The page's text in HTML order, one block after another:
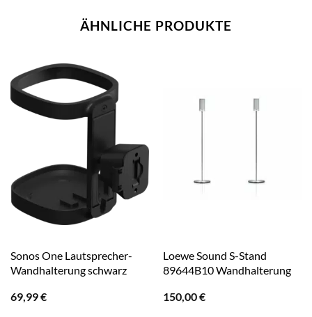
ÄHNLICHE PRODUKTE
Sonos One Lautsprecher-
Wandhalterung schwarz
69,99€
Loewe Sound S-Stand
89644B10 Wandhalterung
150,00€